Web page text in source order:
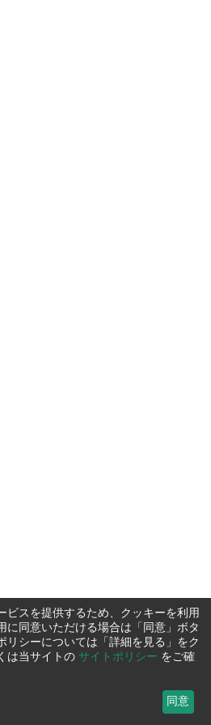
ビスを提供するため、クッキーを利用
に同意いただける場合は「同意」ボタ
リシーについては「詳細を見る」をク
は当サイトの サイトポリシー をご確
同意